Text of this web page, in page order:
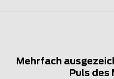
Mehrfach
Puls des